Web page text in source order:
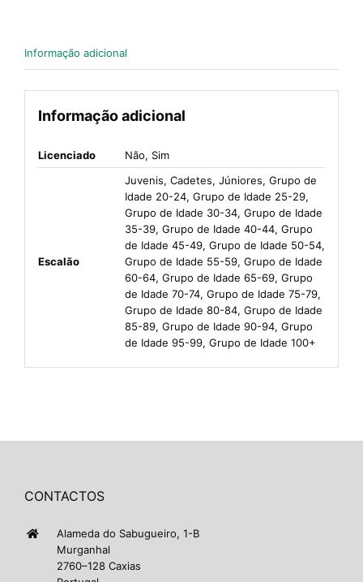
Informação adicional
Informação adicional
Licenciado Não, Sim
Escalão
Juvenis, Cadetes, Júniores, Grupo de
Idade 20-24, Grupo de Idade 25-29,
Grupo de Idade 30-34, Grupo de Idade
35-39, Grupo de Idade 40-44, Grupo
de Idade 45-49, Grupo de Idade 50-54,
Grupo de Idade 55-59, Grupo de Idade
60-64, Grupo de Idade 65-69, Grupo
de Idade 70-74, Grupo de Idade 75-79,
Grupo de Idade 80-84, Grupo de Idade
85-89, Grupo de Idade 90-94, Grupo
de Idade 95-99, Grupo de Idade 100+
CONTACTOS
Alameda do Sabugueiro, 1-B
Murganhal
2760–128 Caxias